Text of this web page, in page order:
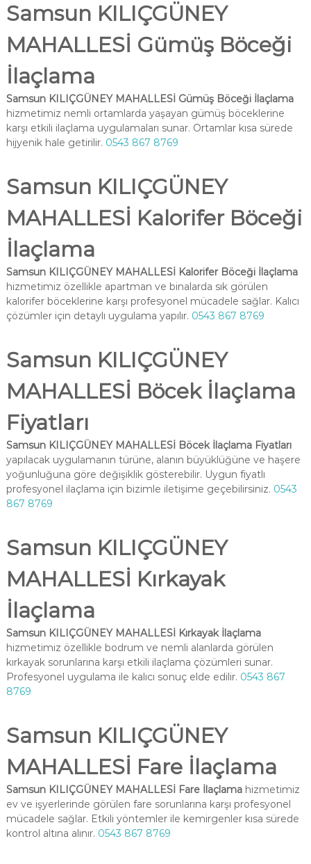
Samsun KILIÇGÜNEY
MAHALLESİ Gümüş Böceği
İlaçlama
Samsun KILIÇGÜNEY MAHALLESİ Gümüş Böceği İlaçlama
hizmetimiz nemli ortamlarda yaşayan gümüş böceklerine
karşı etkili ilaçlama uygulamaları sunar. Ortamlar kısa sürede
hijyenik hale getirilir. 0543 867 8769
Samsun KILIÇGÜNEY
MAHALLESİ Kalorifer Böceği
İlaçlama
Samsun KILIÇGÜNEY MAHALLESİ Kalorifer Böceği İlaçlama
hizmetimiz özellikle apartman ve binalarda sık görülen
kalorifer böceklerine karşı profesyonel mücadele sağlar. Kalıcı
çözümler için detaylı uygulama yapılır. 0543 867 8769
Samsun KILIÇGÜNEY
MAHALLESİ Böcek İlaçlama
Fiyatları
Samsun KILIÇGÜNEY MAHALLESİ Böcek İlaçlama Fiyatları
yapılacak uygulamanın türüne, alanın büyüklüğüne ve haşere
yoğunluğuna göre değişiklik gösterebilir. Uygun fiyatlı
profesyonel ilaçlama için bizimle iletişime geçebilirsiniz. 0543
867 8769
Samsun KILIÇGÜNEY
MAHALLESİ Kırkayak
İlaçlama
Samsun KILIÇGÜNEY MAHALLESİ Kırkayak İlaçlama
hizmetimiz özellikle bodrum ve nemli alanlarda görülen
kırkayak sorunlarına karşı etkili ilaçlama çözümleri sunar.
Profesyonel uygulama ile kalıcı sonuç elde edilir. 0543 867
8769
Samsun KILIÇGÜNEY
MAHALLESİ Fare İlaçlama
Samsun KILIÇGÜNEY MAHALLESİ Fare İlaçlamahizmetimiz
ev ve işyerlerinde görülen fare sorunlarına karşı profesyonel
mücadele sağlar. Etkili yöntemler ile kemirgenler kısa sürede
kontrol altına alınır. 0543 867 8769